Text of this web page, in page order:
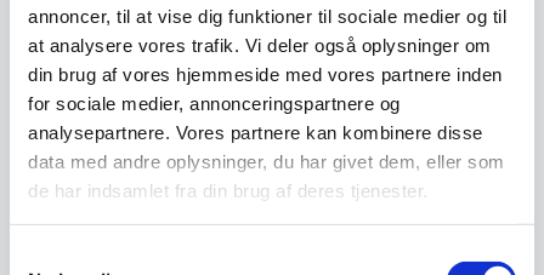
annoncer, til at vise dig funktioner til sociale medier og til
at analysere vores trafik. Vi deler også oplysninger om
din brug af vores hjemmeside med vores partnere inden
for sociale medier, annonceringspartnere og
analysepartnere. Vores partnere kan kombinere disse
data med andre oplysninger, du har givet dem, eller som
de har indsamlet fra din brug af deres tjenester.
Vi prismatcher